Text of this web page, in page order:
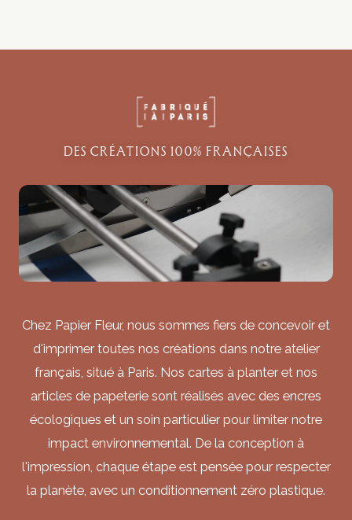
DES CRÉATIONS 100% FRANÇAISES
Chez Papier Fleur, nous sommes fiers de concevoir et
d'imprimer toutes nos créations dans notre atelier
français, situé à Paris. Nos cartes à planter et nos
articles de papeterie sont réalisés avec des encres
écologiques et un soin particulier pour limiter notre
impact environnemental. De la conception à
l'impression, chaque étape est pensée pour respecter
la planète, avec un conditionnement zéro plastique.